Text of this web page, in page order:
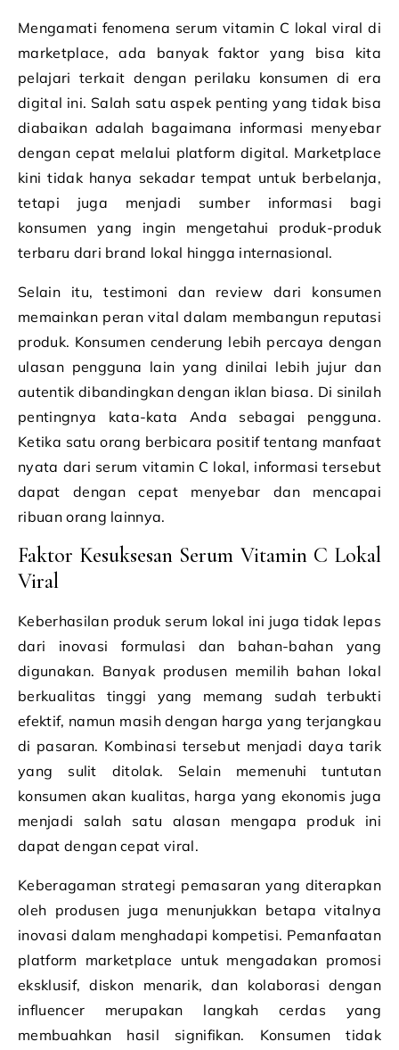
Mengamati fenomena serum vitamin C lokal viral di
marketplace, ada banyak faktor yang bisa kita
pelajari terkait dengan perilaku konsumen di era
digital ini. Salah satu aspek penting yang tidak bisa
diabaikan adalah bagaimana informasi menyebar
dengan cepat melalui platform digital. Marketplace
kini tidak hanya sekadar tempat untuk berbelanja,
tetapi juga menjadi sumber informasi bagi
konsumen yang ingin mengetahui produk-produk
terbaru dari brand lokal hingga internasional.
Selain itu, testimoni dan review dari konsumen
memainkan peran vital dalam membangun reputasi
produk. Konsumen cenderung lebih percaya dengan
ulasan pengguna lain yang dinilai lebih jujur dan
autentik dibandingkan dengan iklan biasa. Di sinilah
pentingnya kata-kata Anda sebagai pengguna.
Ketika satu orang berbicara positif tentang manfaat
nyata dari serum vitamin C lokal, informasi tersebut
dapat dengan cepat menyebar dan mencapai
ribuan orang lainnya.
Faktor Kesuksesan Serum Vitamin C Lokal
Viral
Keberhasilan produk serum lokal ini juga tidak lepas
dari inovasi formulasi dan bahan-bahan yang
digunakan. Banyak produsen memilih bahan lokal
berkualitas tinggi yang memang sudah terbukti
efektif, namun masih dengan harga yang terjangkau
di pasaran. Kombinasi tersebut menjadi daya tarik
yang sulit ditolak. Selain memenuhi tuntutan
konsumen akan kualitas, harga yang ekonomis juga
menjadi salah satu alasan mengapa produk ini
dapat dengan cepat viral.
Keberagaman strategi pemasaran yang diterapkan
oleh produsen juga menunjukkan betapa vitalnya
inovasi dalam menghadapi kompetisi. Pemanfaatan
platform marketplace untuk mengadakan promosi
eksklusif, diskon menarik, dan kolaborasi dengan
influencer merupakan langkah cerdas yang
membuahkan hasil signifikan. Konsumen tidak